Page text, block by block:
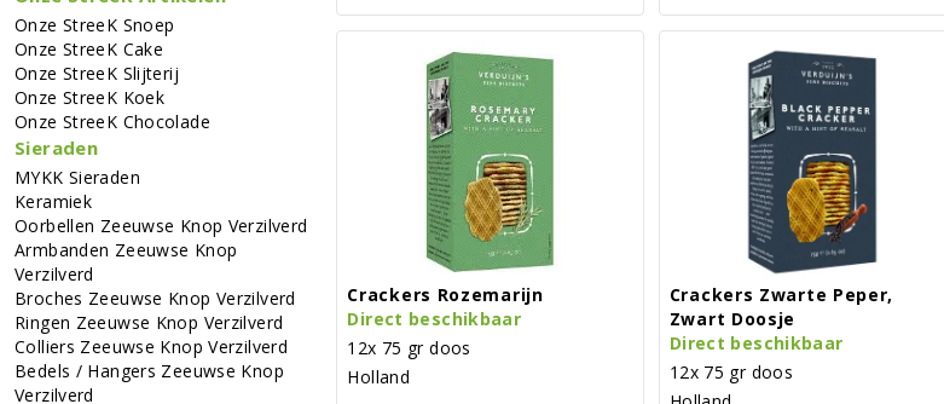
Onze StreeK Snoep
Onze StreeK Cake
Onze StreeK Slijterij
Onze StreeK Koek
Onze StreeK Chocolade
Sieraden
MYKK Sieraden
Keramiek
Oorbellen Zeeuwse Knop Verzilverd
Armbanden Zeeuwse Knop
Verzilverd
Broches Zeeuwse Knop Verzilverd
Ringen Zeeuwse Knop Verzilverd
Colliers Zeeuwse Knop Verzilverd
Bedels / Hangers Zeeuwse Knop
Verzilverd
Crackers Rozemarijn
Direct beschikbaar
12x 75 gr doos
Holland
Crackers Zwarte Peper,
Zwart Doosje
Direct beschikbaar
12x 75 gr doos